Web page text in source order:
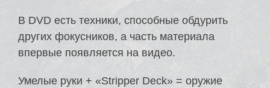
В DVD есть техники, способные обдурить
других фокусников, а часть материала
впервые появляется на видео.
Умелые руки + «Stripper Deck» = оружие